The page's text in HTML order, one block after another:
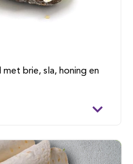
brie, sla, honing en